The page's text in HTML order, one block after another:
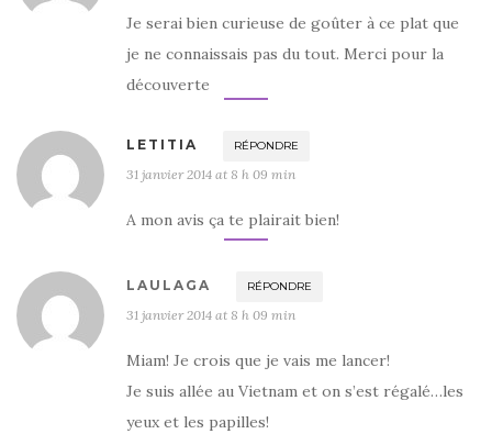
Je serai bien curieuse de goûter à ce plat que
je ne connaissais pas du tout. Merci pour la
découverte
LETITIA RÉPONDRE
31 janvier 2014 at 8 h 09 min
A mon avis ça te plairait bien!
LAULAGA RÉPONDRE
31 janvier 2014 at 8 h 09 min
Miam! Je crois que je vais me lancer!
Je suis allée au Vietnam et on s’est régalé…les
yeux et les papilles!